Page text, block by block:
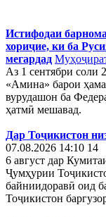
Истифодаи
хориҷие, ки ба
мегардад
Аз 1 сентябри соли
«Амина» барои
вурудашон ба
ҳатмӣ мешавад.
Дар Тоҷикистон
07.08.2026 14:10 14
6 август дар
Ҷумҳурии
байниидоравӣ оид
Тоҷикистон